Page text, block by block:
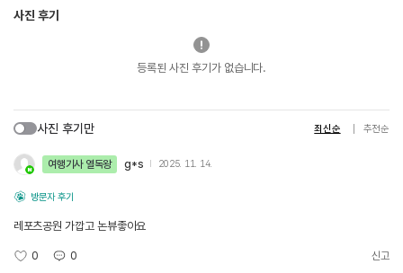
사진 후기
등록된 사진 후기가 없습니다.
사진 후기만 최신순 추천순
여행기사 열독왕 g*s 2025. 11. 14.
방문자 후기
레포츠공원 가깝고 논뷰좋아요
0 0 신고